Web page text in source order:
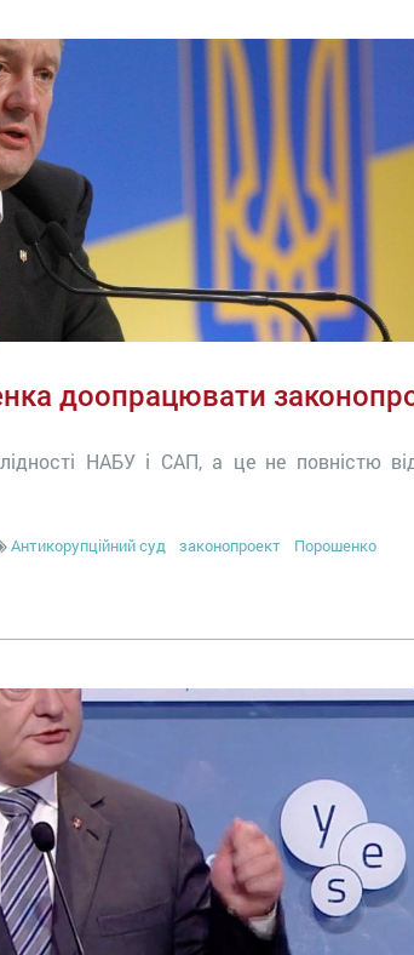
доопрацювати
НАБУ і САП, а це не повністю
Антикорупційний суд законопроект Порошенко